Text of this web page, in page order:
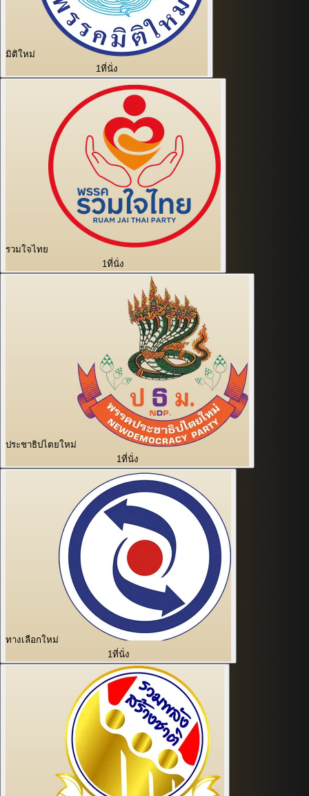
มิติใหม่
1ที่นั่ง
รวมใจไทย
1ที่นั่ง
ประชาธิปไตยใหม่
1ที่นั่ง
ทางเลือกใหม่
1ที่นั่ง